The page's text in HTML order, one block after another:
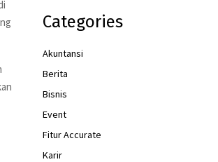
Categories
Akuntansi
Berita
Bisnis
Event
Fitur Accurate
Karir